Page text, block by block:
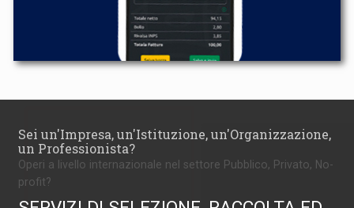
Sei un'Impresa, un'Istituzione, un'Organizzazione,
un Professionista?
Operi a livello internazionale nel settore Pubblico, Privato, No-
profit?